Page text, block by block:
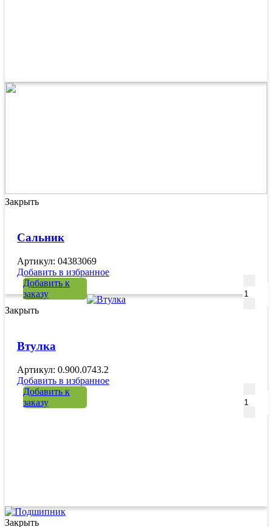
Закрыть
Сальник
Артикул: 04383069
Добавить в избранное
Добавить к
заказу
Закрыть
Втулка
Артикул: 0.900.0743.2
Добавить в избранное
Добавить к
заказу
Закрыть